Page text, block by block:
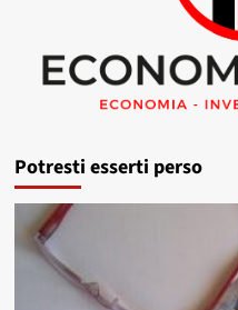
Potresti esserti perso